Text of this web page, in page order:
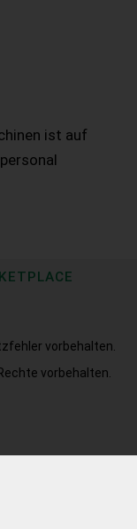
ist auf
vorbehalten.
vorbehalten.